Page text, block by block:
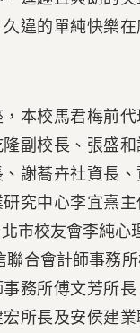
違的單純快樂
本校馬君梅前
副校長、張盛
謝蕎卉社資長
究中心李宜熹主
市校友會李純心
聯合會計師事務
務所傅文芳所
所長及安侯建